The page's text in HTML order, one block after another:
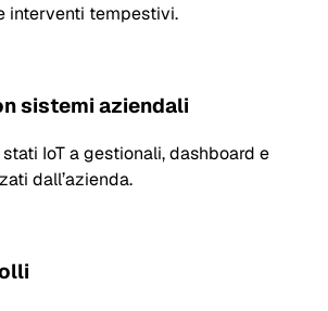
interventi tempestivi.
sistemi aziendali
IoT a gestionali, dashboard e
dall’azienda.